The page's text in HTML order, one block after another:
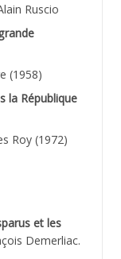
Ruscio
(1958)
la République
Roy (1972)
et les
Demerliac.